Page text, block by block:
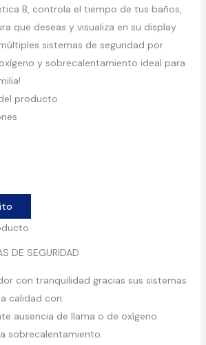
B, controla el tiempo de tus baños,
que deseas y visualiza en su display
sistemas de seguridad por
y sobrecalentamiento ideal para
producto
DE SEGURIDAD
con tranquilidad gracias sus sistemas
calidad con:
ausencia de llama o de oxígeno.
sobrecalentamiento.